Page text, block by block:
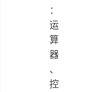
：
运
算
器
、
控